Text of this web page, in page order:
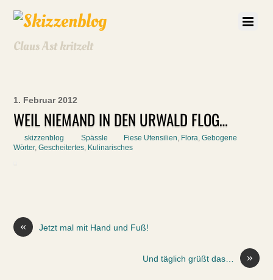
Claus Ast kritzelt
1. Februar 2012
WEIL NIEMAND IN DEN URWALD FLOG…
skizzenblog Spässle Fiese Utensilien, Flora,Gebogene
Wörter,Gescheitertes, Kulinarisches
« Jetzt mal mit Hand und Fuß!
»
Und täglich grüßt das…